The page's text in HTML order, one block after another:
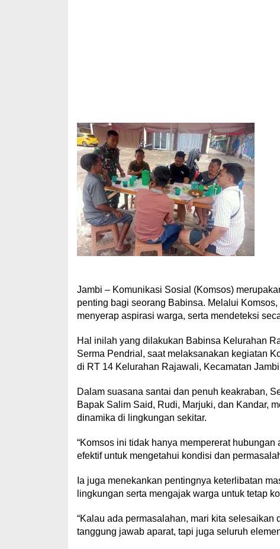
Jambi – Komunikasi Sosial (Komsos)
penting bagi seorang Babinsa. Melalui
menyerap aspirasi warga, serta mendeteksi
Hal inilah yang dilakukan Babinsa Kelurahan
Serma Pendrial, saat melaksanakan kegiatan
di RT 14 Kelurahan Rajawali, Kecamatan
Dalam suasana santai dan penuh keakraban,
Bapak Salim Said, Rudi, Marjuki, dan Kandar,
dinamika di lingkungan sekitar.
“Komsos ini tidak hanya mempererat
efektif untuk mengetahui kondisi dan
Ia juga menekankan pentingnya keterlibatan
lingkungan serta mengajak warga untuk tetap
“Kalau ada permasalahan, mari kita
tanggung jawab aparat, tapi juga seluruh